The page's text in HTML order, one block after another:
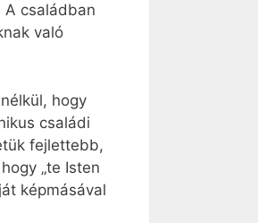
családban
való
hogy
családi
fejlettebb,
„te Isten
képmásával